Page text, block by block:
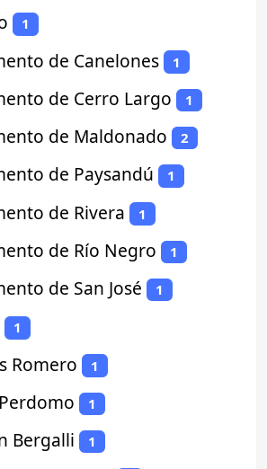
1
de Canelones 1
de Cerro Largo 1
de Maldonado 2
de Paysandú 1
de Rivera 1
de Río Negro 1
de San José 1
1
Romero 1
1
Bergalli 1